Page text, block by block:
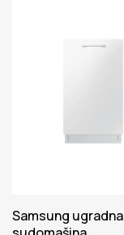
Samsung ugradna